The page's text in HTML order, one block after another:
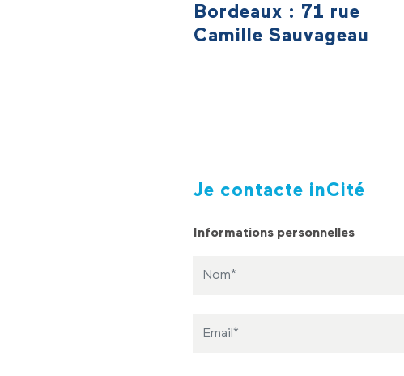
Bordeaux : 71 rue
Camille Sauvageau
Je contacte inCité
Informations personnelles